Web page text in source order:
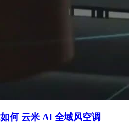
何 云米 AI 全域风空调